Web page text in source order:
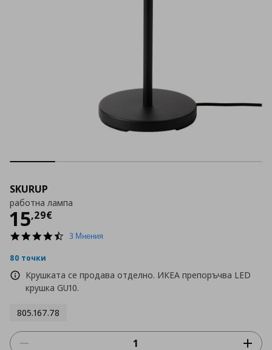
SKURUP
работна лампа
15,29€
Цена
4.7
3 Мнения
80 точки
Крушката се продава отделно. ИКЕА препоръчва LED
крушка GU10.
805.167.78